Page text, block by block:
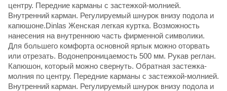
центру. Передние карманы с застежкой-молнией.
Внутренний карман. Регулируемый шнурок внизу подола и
капюшоне.Dinlas Женская легкая куртка. Возможность
нанесения на внутреннюю часть фирменной символики.
Для большего комфорта основной ярлык можно оторвать
или отрезать. Водонепроницаемость 500 мм. Рукав реглан.
Капюшон, который можно свернуть. Обратная застежка-
молния по центру. Передние карманы с застежкой-молнией.
Внутренний карман. Регулируемый шнурок внизу подола и